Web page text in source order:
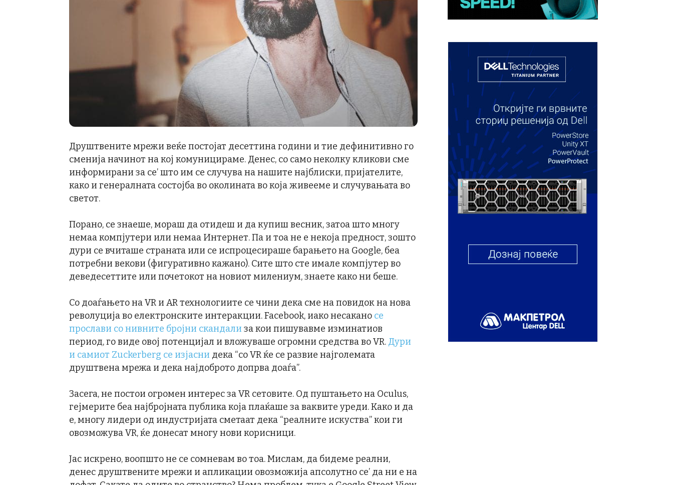
Друштвените мрежи веќе постојат десеттина години и тие дефинитивно го
сменија начинот на кој комуницираме. Денес, со само неколку кликови сме
информирани за се’ што им се случува на нашите најблиски, пријателите,
како и генералната состојба во околината во која живееме и случувањата во
светот.
Порано, се знаеше, мораш да отидеш и да купиш весник, затоа што многу
немаа компјутери или немаа Интернет. Па и тоа не е некоја предност, зошто
дури се вчиташе страната или се испроцесираше барањето на Google, беа
потребни векови (фигуративно кажано). Сите што сте имале компјутер во
деведесеттите или почетокот на новиот милениум, знаете како ни беше.
Со доаѓањето на VR и AR технологиите се чини дека сме на повидок на нова
револуција во електронските интеракции. Facebook, иако несакано се
прослави со нивните бројни скандали за кои пишувавме изминатиов
период, го виде овој потенцијал и вложуваше огромни средства во VR. Дури
и самиот Zuckerberg се изјасни дека “со VR ќе се развие најголемата
друштвена мрежа и дека најдоброто допрва доаѓа”.
Засега, не постои огромен интерес за VR сетовите. Од пуштањето на Oculus,
гејмерите беа најбројната публика која плаќаше за ваквите уреди. Како и да
е, многу лидери од индустријата сметаат дека “реалните искуства” кои ги
овозможува VR, ќе донесат многу нови корисници.
Јас искрено, воопшто не се сомневам во тоа. Мислам, да бидеме реални,
денес друштвените мрежи и апликации овозможија апсолутно се’ да ни е на